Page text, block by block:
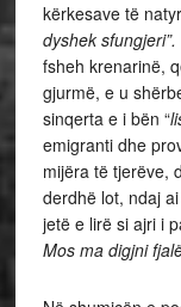
kërkesave të
dyshek sfungjeri”.
fsheh krenarinë,
gjurmë, e u
sinqerta e i bën “
emigranti dhe
mijëra të tjerëve,
derdhë lot, ndaj
jetë e lirë si ajri i
Mos ma digjni